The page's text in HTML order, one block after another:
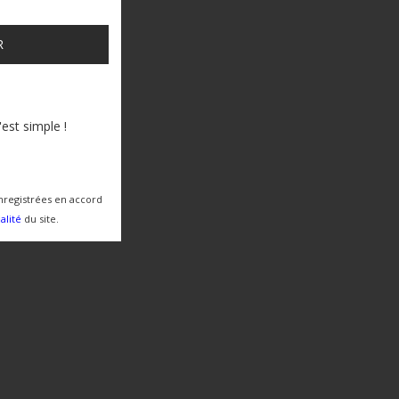
simple !
en accord
du site.